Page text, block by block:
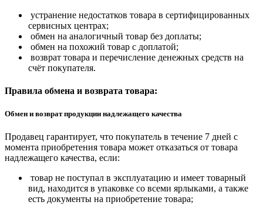
устранение недостатков товара в сертифицированных
сервисных центрах;
обмен на аналогичный товар без доплаты;
обмен на похожий товар с доплатой;
возврат товара и перечисление денежных средств на
счёт покупателя.
Правила обмена и возврата товара:
Обмен и возврат продукции надлежащего качества
Продавец гарантирует, что покупатель в течение 7 дней с
момента приобретения товара может отказаться от товара
надлежащего качества, если:
товар не поступал в эксплуатацию и имеет товарный
вид, находится в упаковке со всеми ярлыками, а также
есть документы на приобретение товара;